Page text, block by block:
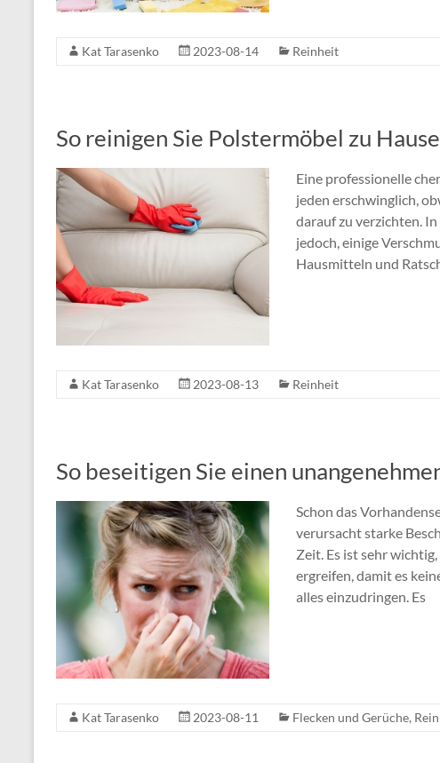
Kat Tarasenko 2023-08-14 Reinheit
So reinigen Sie Polstermöbel zu Hause
Eine professionelle
jeden erschwinglich,
darauf zu verzichten.
jedoch, einige
Hausmitteln und
Kat Tarasenko 2023-08-13 Reinheit
So beseitigen Sie einen
Schon das
verursacht starke
Zeit. Es ist sehr
ergreifen, damit es
alles einzudringen. Es
Kat Tarasenko 2023-08-11 Flecken und Gerüche,